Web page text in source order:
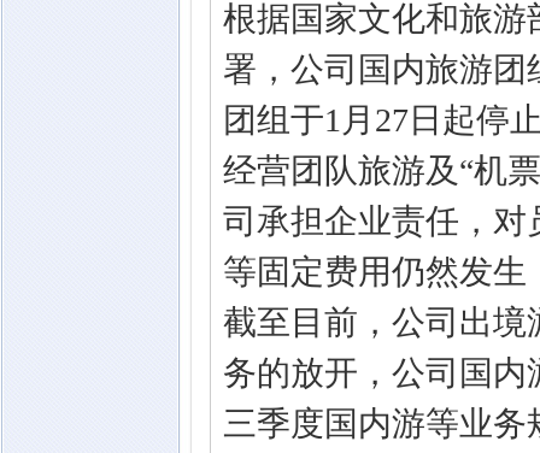
根据国家文化和旅
署，公司国内旅游团
团组于1月27日起停
经营团队旅游及“机
司承担企业责任，
等固定费用仍然发
截至目前，公司出境
务的放开，公司国
三季度国内游等业务